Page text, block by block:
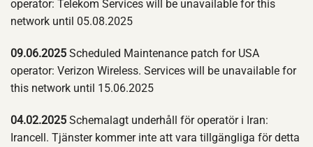
operator: Telekom Services will be unavailable for this
network until 05.08.2025
09.06.2025 Scheduled Maintenance patch for USA
operator: Verizon Wireless. Services will be unavailable for
this network until 15.06.2025
04.02.2025 Schemalagt underhåll för operatör i Iran:
Irancell. Tjänster kommer inte att vara tillgängliga för detta